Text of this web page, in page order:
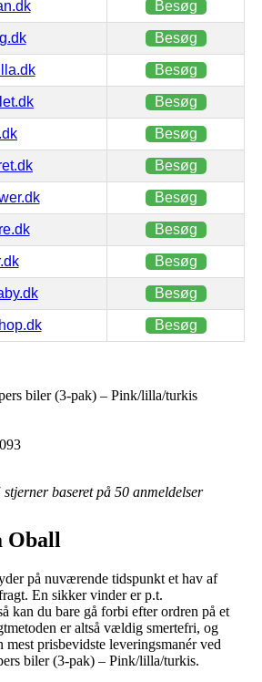
Besøg
Besøg
Besøg
Besøg
Besøg
Besøg
Besøg
Besøg
Besøg
Besøg
Besøg
biler (3-pak) – Pink/lilla/turkis
baseret på 50 anmeldelser
Oball
på nuværende tidspunkt et hav af
En sikker vinder er p.t.
kan du bare gå forbi efter ordren på et
er altså vældig smertefri, og
mest prisbevidste leveringsmanér ved
biler (3-pak) – Pink/lilla/turkis.